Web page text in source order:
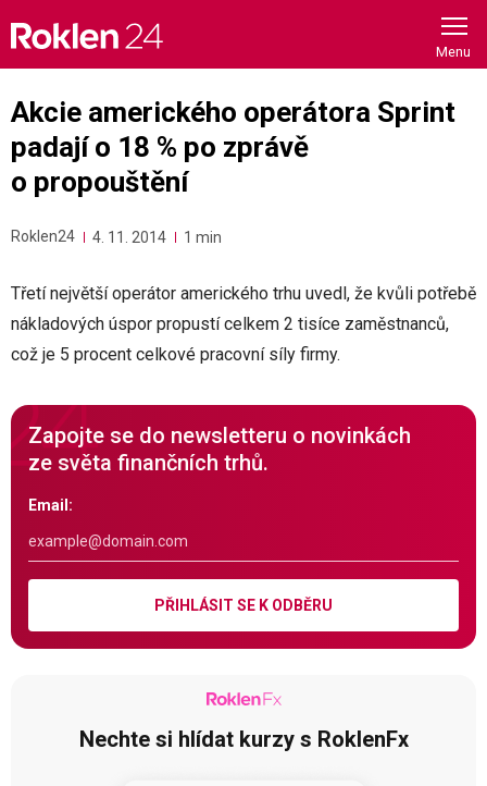
content
Akcie amerického operátora Sprint
padají o 18 % po zprávě
o propouštění
Roklen24 4. 11. 2014 1 min
Třetí největší operátor amerického trhu uvedl, že kvůli potřebě
nákladových úspor propustí celkem 2 tisíce zaměstnanců,
což je 5 procent celkové pracovní síly firmy.
Zapojte se do newsletteru o novinkách
ze světa finančních trhů.
Email:
PŘIHLÁSIT SE K ODBĚRU
Nechte si hlídat kurzy s RoklenFx